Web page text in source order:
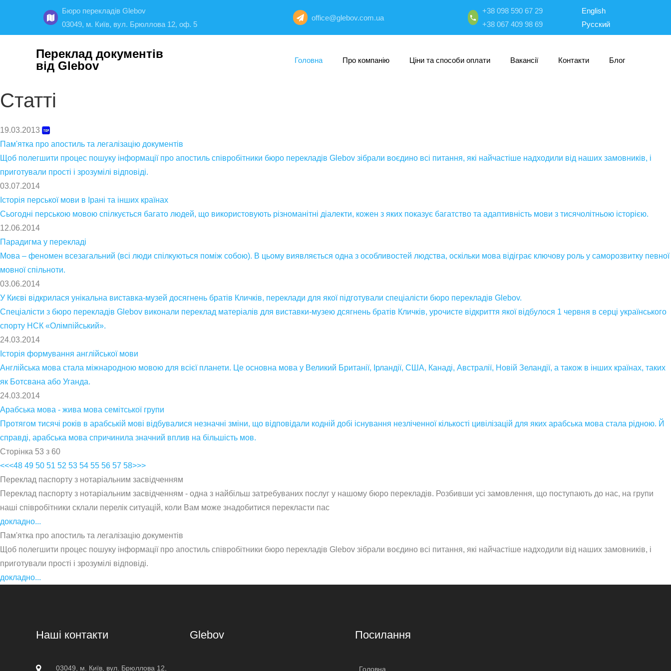
Бюро перекладів Glebov
03049, м. Київ, вул. Брюллова 12, оф. 5
office@glebov.com.ua
+38 098 590 67 29
+38 067 409 98 69
English
Русский
Переклад документів
від Glebov
Головна Про компанію Ціни та способи оплати Вакансії Контакти Блог
Статті
19.03.2013
Пам'ятка про апостиль та легалізацію документів
Щоб полегшити процес пошуку інформації про апостиль співробітники бюро перекладів Glebov зібрали воєдино всі питання, які найчастіше надходили від наших замовників, і
приготували прості і зрозумілі відповіді.
03.07.2014
Історія перської мови в Ірані та інших країнах
Сьогодні перською мовою спілкується багато людей, що використовують різноманітні діалекти, кожен з яких показує багатство та адаптивність мови з тисячолітньою історією.
12.06.2014
Парадигма у перекладі
Мова – феномен всезагальний (всі люди спілкуються поміж собою). В цьому виявляється одна з особливостей людства, оскільки мова відіграє ключову роль у саморозвитку певної
мовної спільноти.
03.06.2014
У Києві відкрилася унікальна виставка-музей досягнень братів Кличків, переклади для якої підготували спеціалісти бюро перекладів Glebov.
Спеціалісти з бюро перекладів Glebov виконали переклад матеріалів для виставки-музею дсягнень братів Кличків, урочисте відкриття якої відбулося 1 червня в серці українського
спорту НСК «Олімпійський».
24.03.2014
Історія формування англійської мови
Англійська мова стала міжнародною мовою для всієї планети. Це основна мова у Великий Британії, Ірландії, США, Канаді, Австралії, Новій Зеландії, а також в інших країнах, таких
як Ботсвана або Уганда.
24.03.2014
Арабська мова - жива мова семітської групи
Протягом тисячі років в арабській мові відбувалися незначні зміни, що відповідали кодній добі існування незліченної кількості цивілізацій для яких арабська мова стала рідною. Й
справді, арабська мова спричинила значний вплив на більшість мов.
Сторінка 53 з 60
<<<48 49 50 51 52 53 54 55 56 57 58>>>
Переклад паспорту з нотаріальним засвідченням
Переклад паспорту з нотаріальним засвідченням - одна з найбільш затребуваних послуг у нашому бюро перекладів. Розбивши усі замовлення, що поступають до нас, на групи
наші співробітники склали перелік ситуацій, коли Вам може знадобитися перекласти пас
докладно...
Пам'ятка про апостиль та легалізацію документів
Щоб полегшити процес пошуку інформації про апостиль співробітники бюро перекладів Glebov зібрали воєдино всі питання, які найчастіше надходили від наших замовників, і
приготували прості і зрозумілі відповіді.
докладно...
Наші контакти
03049, м. Київ, вул. Брюллова 12,
Glebov Посилання
Головна